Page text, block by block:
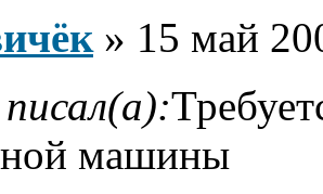
» 15 май
машины